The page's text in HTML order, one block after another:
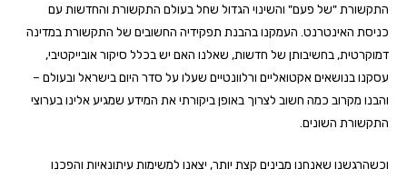
התקשורת "של פעם" והשינוי הגדול שחל בעולם התקשורת והחדשות עם
כניסת האינטרנט. העמקנו בהבנת תפקידיה החשובים של התקשורת במדינה
דמוקרטית, בחשיבותן של חדשות, שאלנו האם יש בכלל סיקור אובייקטיבי,
עסקנו בנושאים אקטואליים ורלוונטיים שעלו על סדר היום בישראל ובעולם –
והבנו מקרוב כמה חשוב לצרוך באופן ביקורתי את המידע שמגיע אלינו בערוצי
התקשורת השונים.
וכשהרגשנו שאנחנו מבינים קצת יותר, יצאנו למשימות עיתונאיות והפכנו